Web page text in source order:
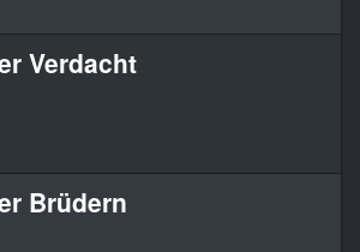
Verdacht
Brüdern